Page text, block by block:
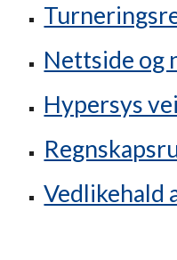
Nettside og
Hypersys
Vedlikehald